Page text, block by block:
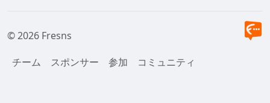
© 2026 Fresns
チーム
スポンサー 参加 コミュニティ